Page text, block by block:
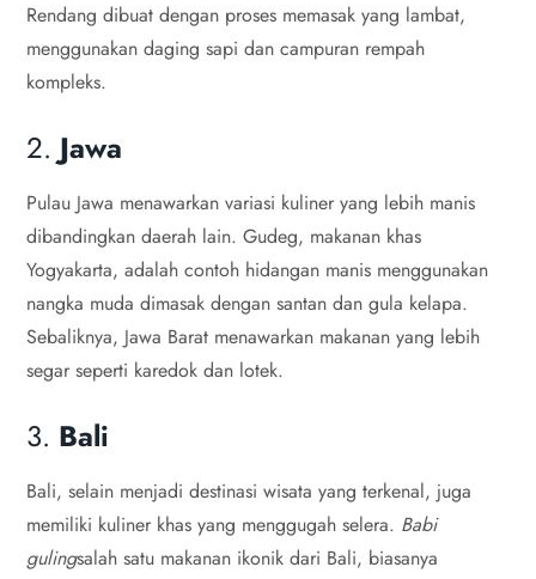
Rendang dibuat dengan proses memasak yang lambat,
menggunakan daging sapi dan campuran rempah
kompleks.
2.Jawa
Pulau Jawa menawarkan variasi kuliner yang lebih manis
dibandingkan daerah lain. Gudeg, makanan khas
Yogyakarta, adalah contoh hidangan manis menggunakan
nangka muda dimasak dengan santan dan gula kelapa.
Sebaliknya, Jawa Barat menawarkan makanan yang lebih
segar seperti karedok dan lotek.
3. Bali
Bali, selain menjadi destinasi wisata yang terkenal, juga
memiliki kuliner khas yang menggugah selera. Babi
gulingsalah satu makanan ikonik dari Bali, biasanya